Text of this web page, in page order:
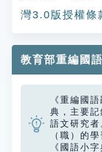
灣3.0版授權條
教育部重編國
《重編國
典，主要
語文研究
（職）的
《國語小